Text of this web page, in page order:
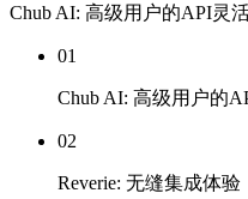
Chub AI: 高级用户的API灵
01
Chub AI: 高级用户的
02
Reverie: 无缝集成体验